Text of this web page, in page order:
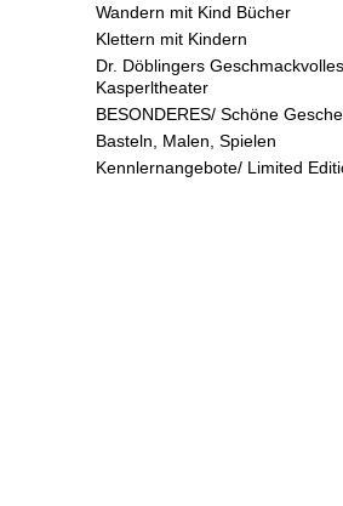
Wandern mit Kind Bücher
Klettern mit Kindern
Dr. Döblingers Geschmackvolles
Kasperltheater
BESONDERES/ Schöne
Basteln, Malen, Spielen
Kennlernangebote/ Limited